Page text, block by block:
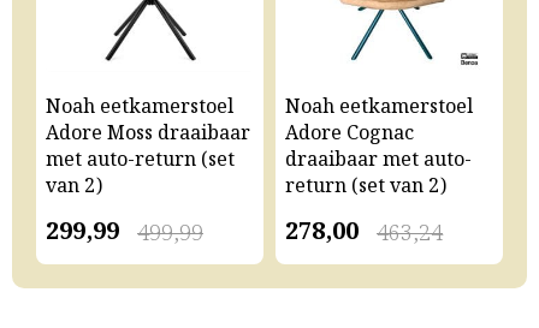
Noah eetkamerstoel
Adore Moss draaibaar
met auto-return (set
van 2)
499,99
299,99
Noah eetkamerstoel
Adore Cognac
draaibaar met auto-
return (set van 2)
463,24
278,00